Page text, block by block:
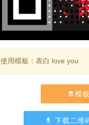
使用模板：表白 love you
模
下载二维